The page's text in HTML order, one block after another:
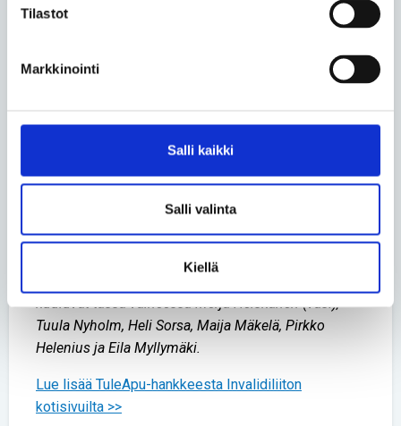
Tilastot
Markkinointi
Salli kaikki
Salli valinta
Kiellä
Rohkaisee liikkumisen apuvälineen sujuvaan
tuki- ja liikuntaelinterveyttä.
pääkaupunkiseudulla pilotoitavasta
Tule-klubi on myös hyvä startti Tule-
vertaisryhmälle, jonka voi käynnistää
Invalidiliiton TuleApu-hanketta rahoittaa
STEA.
kuuluvat tässä vaiheessa Merja Heiskanen (vas.),
Tuula Nyholm, Heli Sorsa, Maija Mäkelä, Pirkko
Helenius ja Eila Myllymäki.
Lue lisää TuleApu-hankkeesta Invalidiliiton
kotisivuilta >>